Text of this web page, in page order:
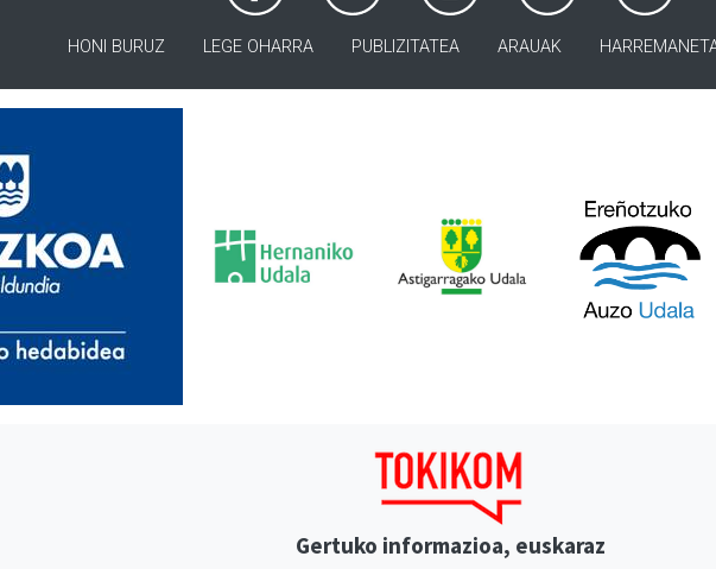
HONI BURUZ LEGE OHARRA PUBLIZITATEA ARAUAK
Gertuko informazioa, euskaraz